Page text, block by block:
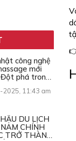
công nghệ
mới
phá trong
2025, 11:43 am
DU LỊCH
CHÍNH
TRỞ THÀNH